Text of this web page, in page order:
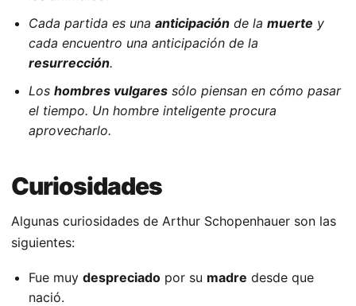
Cada partida es una anticipación de la muerte y
cada encuentro una anticipación de la
resurrección.
Los hombres vulgares sólo piensan en cómo pasar
el tiempo. Un hombre inteligente procura
aprovecharlo.
Curiosidades
Algunas curiosidades de Arthur Schopenhauer son las
siguientes:
Fue muy despreciado por su madre desde que
nació.